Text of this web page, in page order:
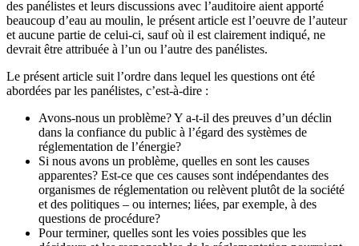
des panélistes et leurs discussions avec l’auditoire aient apporté
beaucoup d’eau au moulin, le présent article est l’oeuvre de l’auteur
et aucune partie de celui-ci, sauf où il est clairement indiqué, ne
devrait être attribuée à l’un ou l’autre des panélistes.
Le présent article suit l’ordre dans lequel les questions ont été
abordées par les panélistes, c’est‑à‑dire :
Avons-nous un problème? Y a-t-il des preuves d’un déclin
dans la confiance du public à l’égard des systèmes de
réglementation de l’énergie?
Si nous avons un problème, quelles en sont les causes
apparentes? Est-ce que ces causes sont indépendantes des
organismes de réglementation ou relèvent plutôt de la société
et des politiques – ou internes; liées, par exemple, à des
questions de procédure?
Pour terminer, quelles sont les voies possibles que les